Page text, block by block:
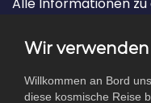
Wir verwenden
Willkommen an Bord
diese kosmische Reise